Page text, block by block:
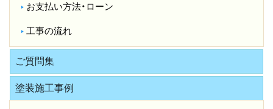
お支払い方法・ローン
工事の流れ
ご質問集
塗装施工事例